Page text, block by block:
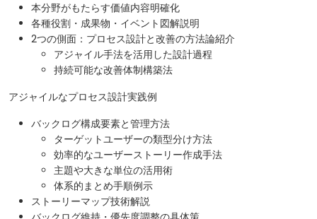
本分野がもたらす価値内容明確化
各種役割・成果物・イベント図解説明
2つの側面：プロセス設計と改善の方法論紹介
アジャイル手法を活用した設計過程
持続可能な改善体制構築法
アジャイルなプロセス設計実践例
バックログ構成要素と管理方法
ターゲットユーザーの類型分け方法
効率的なユーザーストーリー作成手法
主題や大きな単位の活用術
体系的まとめ手順例示
ストーリーマップ技術解説